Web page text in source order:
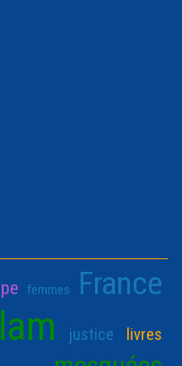
femmes France
justice livres